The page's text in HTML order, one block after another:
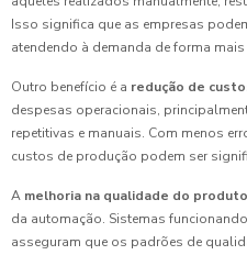
Isso significa que as empresas
atendendo à demanda de forma mais
Outro benefício é a redução de
despesas operacionais,
repetitivas e manuais. Com menos
custos de produção podem ser
A melhoria na qualidade do produto
da automação. Sistemas
asseguram que os padrões de